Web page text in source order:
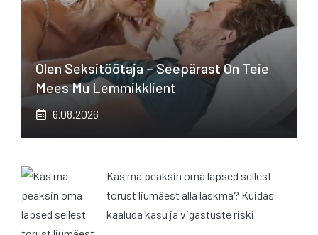
Olen Seksitöötaja – Seepärast On Teie
Mees Mu Lemmikklient
6.08.2026
Kas ma peaksin oma lapsed sellest
torust liumäest alla laskma? Kuidas
kaaluda kasu ja vigastuste riski